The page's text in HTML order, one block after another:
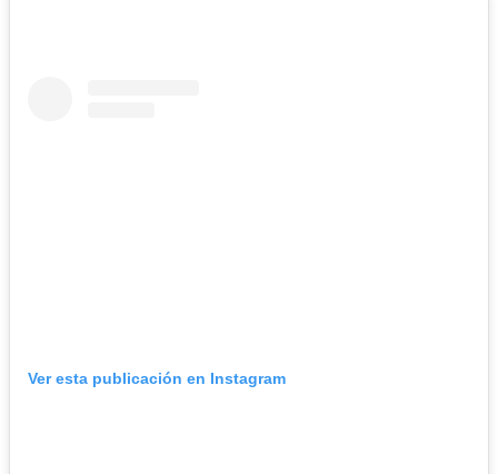
Ver esta publicación en Instagram